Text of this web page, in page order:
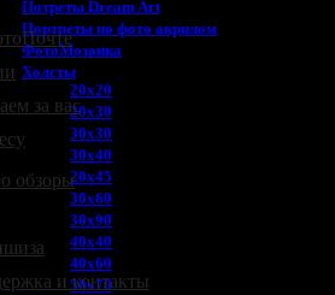
Потреты Dream Art
Портреты по фото акрилом
ФотоМозаика
Холсты
20х20
20х30
30х30
30х40
20х45
30х60
30х90
40х40
40х60
50х70
за вас
обзоры
и контакты